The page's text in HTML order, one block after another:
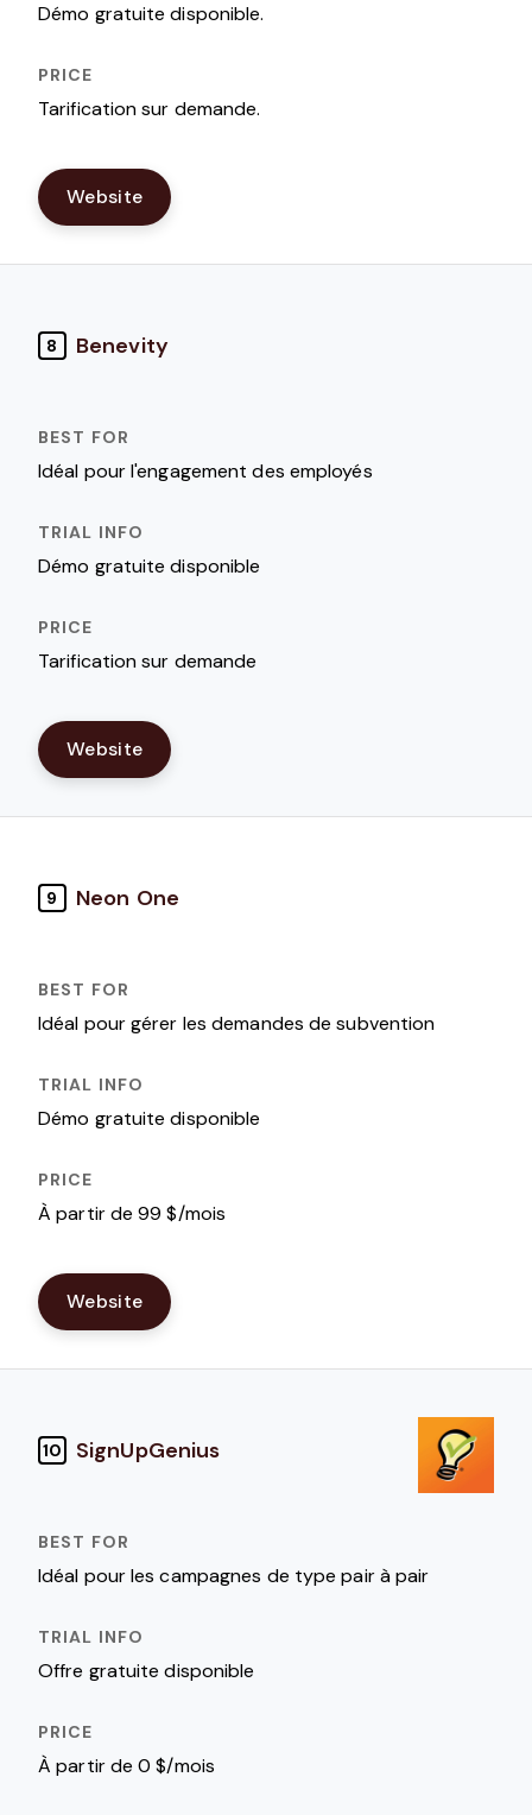
Démo gratuite disponible.
Tarification sur demande.
Website
8 Benevity
Idéal pour l'engagement des employés
Démo gratuite disponible
Tarification sur demande
Website
9 Neon One
Idéal pour gérer les demandes de subvention
Démo gratuite disponible
À partir de 99 $/mois
Website
10 SignUpGenius
Idéal pour les campagnes de type pair à pair
Offre gratuite disponible
À partir de 0 $/mois